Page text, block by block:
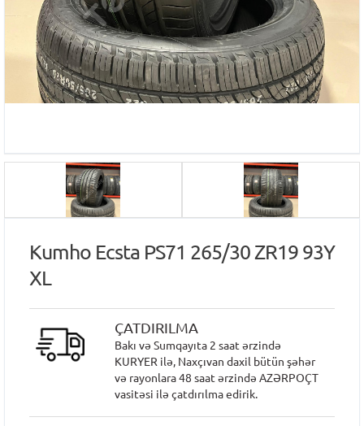
Kumho Ecsta PS71 265/30 ZR19 93Y
XL
ÇATDIRILMA
Bakı və Sumqayıta 2 saat ərzində
KURYER ilə, Naxçıvan daxil bütün şəhər
və rayonlara 48 saat ərzində AZƏRPOÇT
vasitəsi ilə çatdırılma edirik.